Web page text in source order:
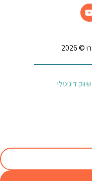
2026
דיגיטלי